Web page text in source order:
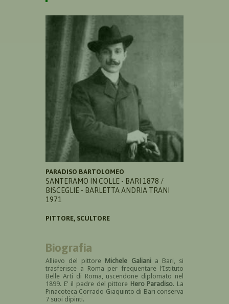
PARADISO BARTOLOMEO
SANTERAMO IN COLLE - BARI 1878 /
BISCEGLIE - BARLETTA ANDRIA TRANI
1971
PITTORE, SCULTORE
Biografia
Allievo del pittore Michele Galiania Bari, si
trasferisce a Roma per frequentare l’Istituto
Belle Arti di Roma, uscendone diplomato nel
1899. E' il padre del pittore Hero Paradiso. La
Pinacoteca Corrado Giaquinto di Bari conserva
7 suoi dipinti.